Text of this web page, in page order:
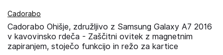
Cadorabo
Cadorabo Ohišje, združljivo z Samsung Galaxy A7 2016
v kavovinsko rdeča - Zaščitni ovitek z magnetnim
zapiranjem, stoječo funkcijo in režo za kartice